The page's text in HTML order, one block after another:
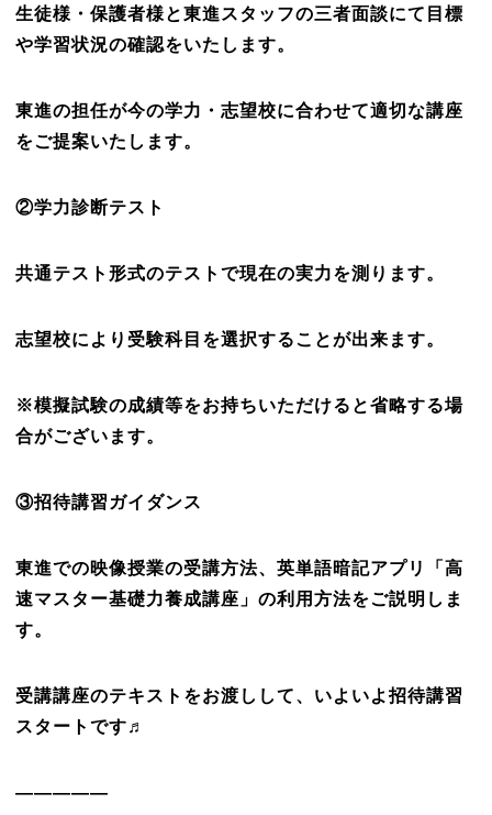
生徒様・保護者様と東進スタッフの三者面談にて目標
や学習状況の確認をいたします。
東進の担任が今の学力・志望校に合わせて適切な講座
をご提案いたします。
②学力診断テスト
共通テスト形式のテストで現在の実力を測ります。
志望校により受験科目を選択することが出来ます。
※模擬試験の成績等をお持ちいただけると省略する場
合がございます。
③招待講習ガイダンス
東進での映像授業の受講方法、英単語暗記アプリ「高
速マスター基礎力養成講座」の利用方法をご説明しま
す。
受講講座のテキストをお渡しして、いよいよ招待講習
スタートです♬
—————